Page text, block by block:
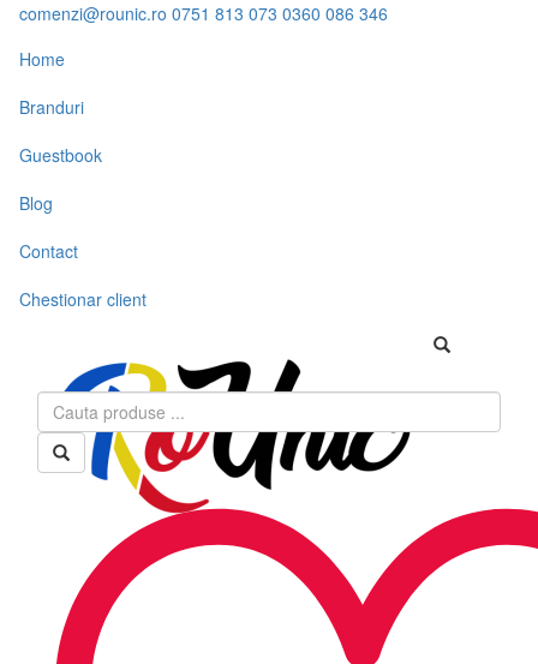
comenzi@rounic.ro 0751 813 073 0360 086 346
Home
Branduri
Guestbook
Blog
Contact
Chestionar client